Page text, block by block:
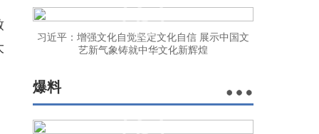
习近平：增强文化自觉坚定文化自信 展示中国文
艺新气象铸就中华文化新辉煌
爆料